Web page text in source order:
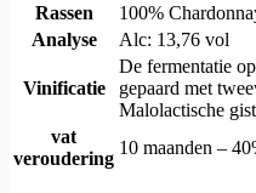
Rassen
100%
Analyse
Alc: 13,76 vol
Vinificatie
De fermentatie
gepaard met
Malolactische
vat
veroudering
10 maanden –